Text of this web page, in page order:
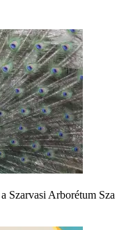
Szarvasi Arborétum Sza